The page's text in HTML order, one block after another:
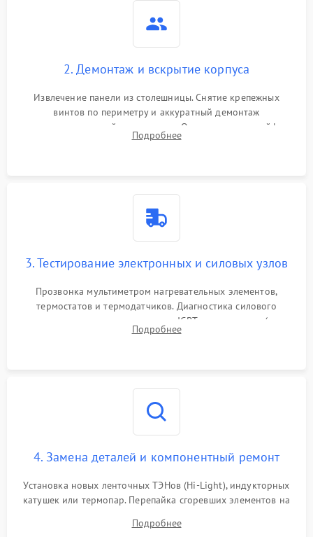
2. Демонтаж и вскрытие корпуса
Извлечение панели из столешницы. Снятие крепежных
винтов по периметру и аккуратный демонтаж
стеклокерамической поверхности. Отсоединение шлейфов
сенсорного блока для доступа к силовым платам, катушкам
Подробнее
3. Тестирование электронных и силовых узлов
Прозвонка мультиметром нагревательных элементов,
термостатов и термодатчиков. Диагностика силового
модуля, реле, диодных мостов и IGBT-транзисторов (для
индукции). Проверка кранов и газ-контроля (для газовых
Подробнее
4. Замена деталей и компонентный ремонт
Установка новых ленточных ТЭНов (Hi-Light), индукторных
катушек или термопар. Перепайка сгоревших элементов на
дорожек. Очистка контактов и замена поврежденной
Подробнее